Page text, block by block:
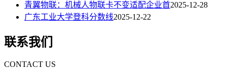
青翼物联：机械人物联卡不变适配企业首2025-12-28
广东工业大学登科分数线2025-12-22
联系我们
CONTACT US